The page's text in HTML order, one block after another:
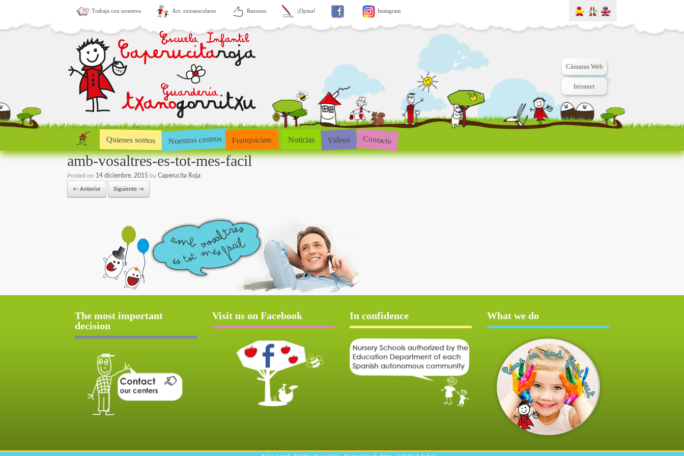
Trabaja con nosotros Act. extraescolares Razones ¡Opina! Instagram
Cámaras Web
Intranet
Quienes somos Nuestros centros Franquíciate Noticias Videos Contacto
amb-vosaltres-es-tot-mes-facil
Posted on 14 diciembre, 2015 by Caperucita Roja
← Anterior Siguiente →
The most important
decision
Visit us on Facebook In confidence What we do